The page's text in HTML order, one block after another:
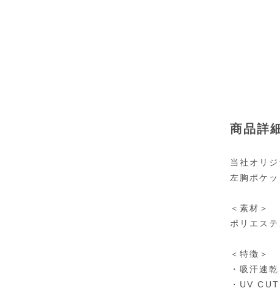
商品詳細
当社オリ
左胸ポケ
＜素材＞
ポリエス
＜特徴＞
・吸汗速乾
・UV CUT